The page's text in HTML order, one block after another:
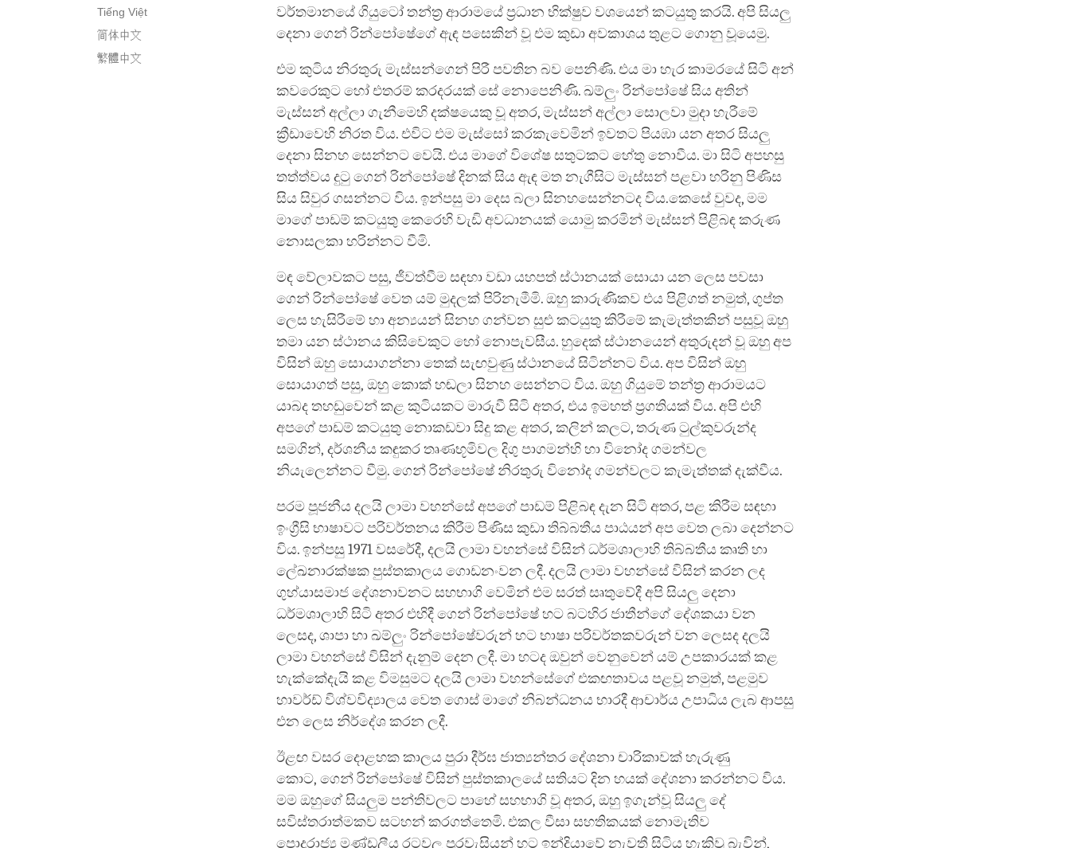
Tiếng Việt
简体中文
繁體中文
වර්තමානයේ ගියුටෝ තන්ත්‍ර ආරාමයේ ප්‍රධාන භික්ෂුව වශයෙන් කටයුතු කරයි. අපි සියලු
දෙනා ගෙන් රින්පෝෂේගේ ඇඳ පසෙකින් වූ එම කුඩා අවකාශය තුළට ගොනු වූයෙමු.
එම කුටිය නිරතුරු මැස්සන්ගෙන් පිරී පවතින බව පෙනිණි. එය මා හැර කාමරයේ සිටි අන්
කවරෙකුට හෝ එතරම් කරදරයක් සේ නොපෙනිණි. ඛම්ලුං රින්පෝෂේ සිය අතින්
මැස්සන් අල්ලා ගැනීමෙහි දක්ෂයෙකු වූ අතර, මැස්සන් අල්ලා සොලවා මුදා හැරීමේ
ක්‍රීඩාවෙහි නිරත විය. එවිට එම මැස්සෝ කරකැවෙමින් ඉවතට පියඹා යන අතර සියලු
දෙනා සිනහ සෙන්නට වෙයි. එය මාගේ විශේෂ සතුටකට හේතු නොවීය. මා සිටි අපහසු
තත්ත්වය දුටු ගෙන් රින්පෝෂේ දිනක් සිය ඇඳ මත නැගීසිට මැස්සන් පළවා හරිනු පිණිස
සිය සිවුර ගසන්නට විය. ඉන්පසු මා දෙස බලා සිනහසෙන්නටද විය.කෙසේ වුවද, මම
මාගේ පාඩම් කටයුතු කෙරෙහි වැඩි අවධානයක් යොමු කරමින් මැස්සන් පිළිබඳ කරුණ
නොසලකා හරින්නට වීමි.
මඳ වේලාවකට පසු, ජීවත්වීම සඳහා වඩා යහපත් ස්ථානයක් සොයා යන ලෙස පවසා
ගෙන් රින්පෝෂේ වෙත යම් මුදලක් පිරිනැමීමි. ඔහු කාරුණිකව එය පිළිගත් නමුත්, ගුප්ත
ලෙස හැසිරීමේ හා අන්‍යයන් සිනහ ගන්වන සුළු කටයුතු කිරීමේ කැමැත්තකින් පසුවූ ඔහු
තමා යන ස්ථානය කිසිවෙකුට හෝ නොපැවසීය. හුදෙක් ස්ථානයෙන් අතුරුදන් වූ ඔහු අප
විසින් ඔහු සොයාගන්නා තෙක් සැඟවුණු ස්ථානයේ සිටින්නට විය. අප විසින් ඔහු
සොයාගත් පසු, ඔහු කොක් හඬලා සිනහ සෙන්නට විය. ඔහු ගියුමේ තන්ත්‍ර ආරාමයට
යාබද තහඩුවෙන් කළ කුටියකට මාරුවී සිටි අතර, එය ඉමහත් ප්‍රගතියක් විය. අපි එහි
අපගේ පාඩම් කටයුතු නොකඩවා සිදු කළ අතර, කලින් කලට, තරුණ ටුල්කුවරුන්ද
සමගින්, දර්ශනීය කඳුකර තෘණභූමිවල දිගු පාගමන්හි හා විනෝද ගමන්වල
නියැලෙන්නට වීමු. ගෙන් රින්පෝෂේ නිරතුරු විනෝද ගමන්වලට කැමැත්තක් දැක්වීය.
පරම පූජනීය දලයි ලාමා වහන්සේ අපගේ පාඩම් පිළිබඳ දැන සිටි අතර, පළ කිරීම සඳහා
ඉංග්‍රීසි භාෂාවට පරිවර්තනය කිරීම පිණිස කුඩා තිබ්බතීය පාඨයන් අප වෙත ලබා දෙන්නට
විය. ඉන්පසු 1971 වසරේදී, දලයි ලාමා වහන්සේ විසින් ධර්මශාලාහි තිබ්බතීය කෘති හා
ලේඛනාරක්ෂක පුස්තකාලය ගොඩනංවන ලදී. දලයි ලාමා වහන්සේ විසින් කරන ලද
ගුහ්යාසමාජ දේශනාවනට සහභාගි වෙමින් එම සරත් සෘතුවේදී අපි සියලු දෙනා
ධර්මශාලාහි සිටි අතර එහිදී ගෙන් රින්පෝෂේ හට බටහිර ජාතීන්ගේ දේශකයා වන
ලෙසද, ශාපා හා ඛම්ලුං රින්පෝෂේවරුන් හට භාෂා පරිවර්තකවරුන් වන ලෙසද දලයි
ලාමා වහන්සේ විසින් දැනුම් දෙන ලදී. මා හටද ඔවුන් වෙනුවෙන් යම් උපකාරයක් කළ
හැක්කේදැයි කළ විමසුමට දලයි ලාමා වහන්සේගේ එකඟතාවය පළවූ නමුත්, පළමුව
හාවර්ඩ් විශ්වවිද්‍යාලය වෙත ගොස් මාගේ නිබන්ධනය භාරදී ආචාර්ය උපාධිය ලැබ ආපසු
‍එන ලෙස නිර්දේශ කරන ලදී.
ඊළඟ වසර දොළහක කාලය පුරා දීර්ඝ ජාත්‍යන්තර දේශනා චාරිකාවක් හැරුණු
කොට, ගෙන් රින්පෝෂේ විසින් පුස්තකාලයේ සතියට දින හයක් දේශනා කරන්නට විය.
මම ඔහුගේ සියලුම පන්තිවලට පාහේ සහභාගි වූ අතර, ඔහු ඉගැන්වූ සියලු දේ
සවිස්තරාත්මකව සටහන් කරගත්තෙමි. එකල වීසා සහතිකයක් නොමැතිව
පොදුරාජ්‍ය මණ්ඩලීය රටවල පුරවැසියන් හට ඉන්දියාවේ නැවතී සිටිය හැකිවූ බැවින්,